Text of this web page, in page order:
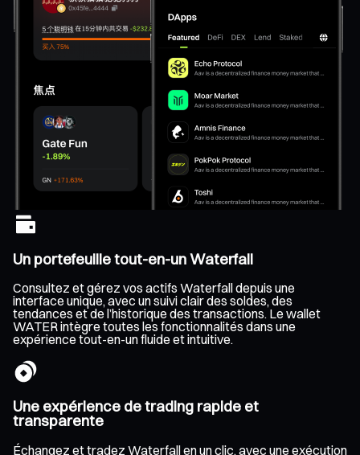
Un portefeuille tout-en-un Waterfall
Consultez et gérez vos actifs Waterfall depuis une
interface unique, avec un suivi clair des soldes, des
tendances et de l’historique des transactions. Le wallet
WATER intègre toutes les fonctionnalités dans une
expérience tout-en-un fluide et intuitive.
Une expérience de trading rapide et
transparente
Échangez et tradez Waterfall en un clic, avec une exécution